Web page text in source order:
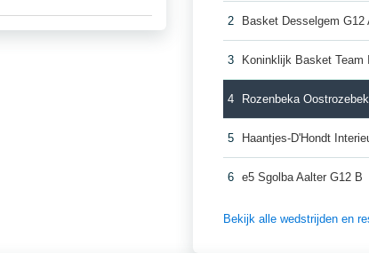
2 Basket Desselgem G12
3 Koninklijk Basket Team
4 Rozenbeka
5 Haantjes-D'Hondt
6 e5 Sgolba Aalter G12 B
Bekijk alle wedstrijden en